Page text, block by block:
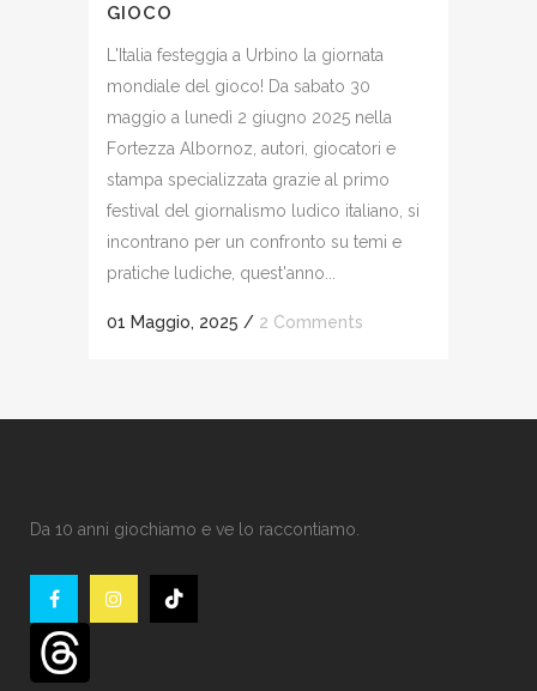
GIOCO
L'Italia festeggia a Urbino la giornata
mondiale del gioco! Da sabato 30
maggio a lunedì 2 giugno 2025 nella
Fortezza Albornoz, autori, giocatori e
stampa specializzata grazie al primo
festival del giornalismo ludico italiano, si
incontrano per un confronto su temi e
pratiche ludiche, quest'anno...
01 Maggio, 2025 / 2 Comments
Da 10 anni giochiamo e ve lo raccontiamo.